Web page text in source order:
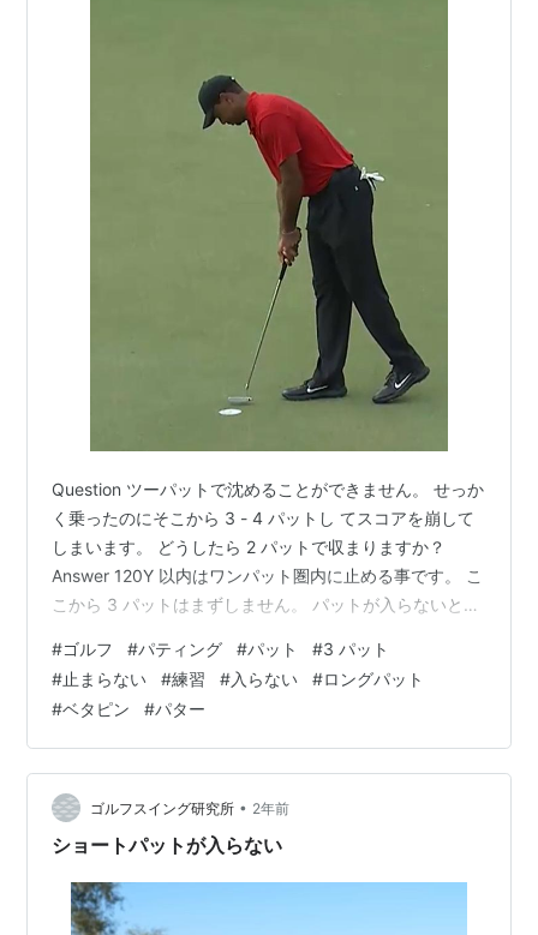
Question ツーパットで沈めることができません。 せっか
く乗ったのにそこから 3 - 4 パットし てスコアを崩して
しまいます。 どうしたら 2 パットで収まりますか？
Answer 120Y 以内はワンパット圏内に止める事です。 こ
こから 3 パットはまずしません。 パットが入らないとパ
なのです。 やっとの思いでオンするような内容なのが原
因 なのにパターばかりに意識が行って、アプロー チの練
習をしない人がほとんどです。 乗れば良いと言うのは中
級者の意識で、10 m も離れていればプロでも 3 パットす
る事があり ます。 せっかく乗った…
#ゴルフ #パティング #パット #3 パット
#止まらない #練習 #入らない #ロングパット
#ベタピン #パター
ゴルフスイング研究所 • 2年前
ショートパットが入らない